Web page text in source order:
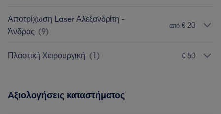
Αποτρίχωση Laser Αλεξανδρίτη -
Άνδρας (9)
από € 20
Πλαστική Χειρουργική (1) € 50
Αξιολογήσεις καταστήματος